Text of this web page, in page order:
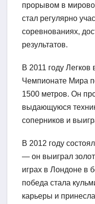
прорывом в
стал регулярно
соревнованиях,
результатов.
В 2011 году
Чемпионате Мира
1500 метров. Он
выдающуюся
соперников и
В 2012 году
— он выиграл
играх в Лондоне в
победа стала
карьеры и